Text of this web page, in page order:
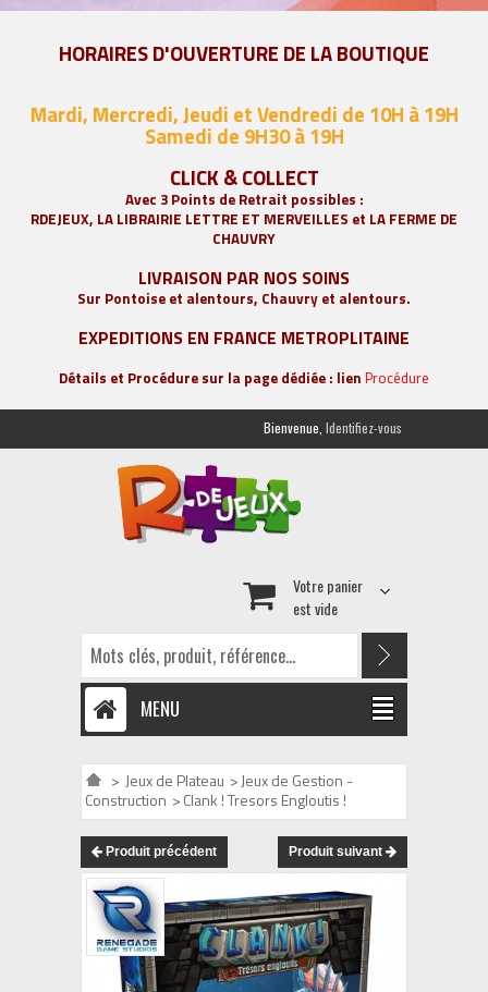
HORAIRES D'OUVERTURE DE LA BOUTIQUE
Mardi, Mercredi, Jeudi et Vendredi de 10H à 19H
Samedi de 9H30 à 19H
CLICK & COLLECT
Avec 3 Points de Retrait possibles :
RDEJEUX, LA LIBRAIRIE LETTRE ET MERVEILLES et LA FERME DE
CHAUVRY
LIVRAISON PAR NOS SOINS
Sur Pontoise et alentours, Chauvry et alentours.
EXPEDITIONS EN FRANCE METROPLITAINE
Détails et Procédure sur la page dédiée : lien Procédure
Bienvenue, Identifiez-vous
Votre panier
est vide
MENU
> Jeux de Plateau >Jeux de Gestion -
Construction >Clank ! Tresors Engloutis !
Produit précédent Produit suivant